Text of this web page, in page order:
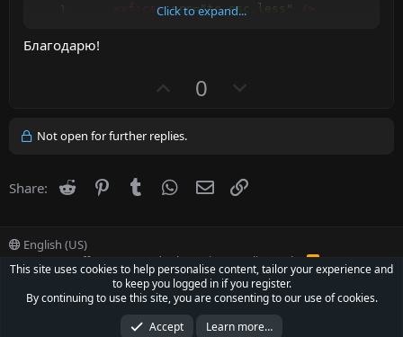
< xf: css src="tc_esc.less "
/>
Click to expand...
Благодарю!
v
e
0
Not open for further replies.
Share: Reddit PinterestTumblr WhatsApp
Email
English (US)
Contact us
Offer Terms and rules Privacy policy Help
R
S
Community platform by XenForo® © 2010-2022 XenForo Ltd.
Parts of this site powered by
XenForo add-ons from DragonByte™
DragonByte Technologies Ltd.
Details )
© Jason Axelrod of8WAYRUN
This site uses cookies to help personalise content, tailor your experience and
to keep you logged in if you register.
By continuing to use this site, you are consenting to our use of cookies.
Accept
Learn more…